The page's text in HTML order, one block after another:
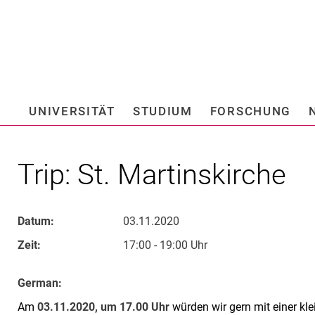
Springe direkt zu:
UNIVERSITÄT STUDIUM FORSCHUNG
Trip: St. Martinskirche
Datum:
03.11.2020
Zeit:
17:00 - 19:00 Uhr
German:
Am03.11.2020, um 17.00 Uhr würden wir gern mit einer